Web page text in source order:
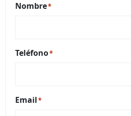
Nombre*
Teléfono*
Email*